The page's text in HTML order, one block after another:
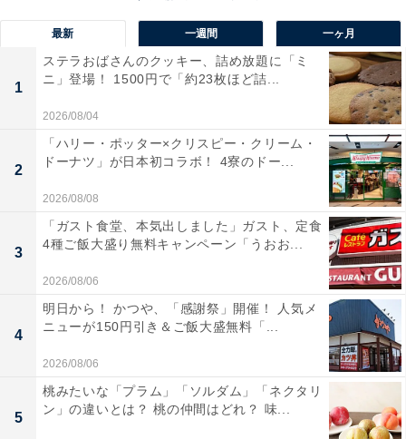
崎陽軒「肉まん」「あんまん」（1個 税込230円）
2022年10月に「電子レンジ対応フィルム」の個包装パッ
ケージが導入され、手軽に崎陽軒の中華まんを楽しめる
ようになりました。この時、生地も電子レンジで加熱を
しても固くならず、ふわっともちっとした食感になるよ
う配合が見直されています。
最新 一週間 一ヶ月
1
ステラおばさんのクッキー、詰め放題に「ミ
ニ」登場！ 1500円で「約23枚ほど詰...
2026/08/04
2
「ハリー・ポッター×クリスピー・クリーム・
ドーナツ」が日本初コラボ！ 4寮のドー...
2026/08/08
3
「ガスト食堂、本気出しました」ガスト、定食
4種ご飯大盛り無料キャンペーン「うおお...
2026/08/06
4
明日から！ かつや、「感謝祭」開催！ 人気メ
ニューが150円引き＆ご飯大盛無料「...
2026/08/06
5
桃みたいな「プラム」「ソルダム」「ネクタリ
ン」の違いとは？ 桃の仲間はどれ？ 味...